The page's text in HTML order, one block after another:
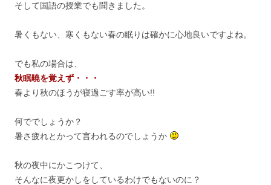
そして国語の授業でも聞きました。
暑くもない、寒くもない春の眠りは確かに心地良いですよね。
でも私の場合は、
秋眠暁を覚えず・・・
春より秋のほうが寝過ごす率が高い!!
何ででしょうか？
暑さ疲れとかって言われるのでしょうか
秋の夜中にかこつけて、
そんなに夜更かしをしているわけでもないのに？